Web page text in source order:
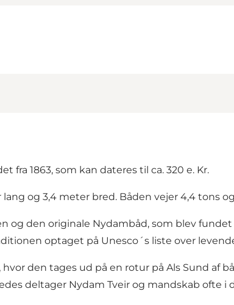
1863, som kan dateres til ca. 320 e. Kr.
og 3,4 meter bred. Båden vejer 4,4 tons
og den originale Nydambåd, som blev
optaget på Unesco´s liste over
den tages ud på en rotur på Als Sund
deltager Nydam Tveir og mandskab ofte